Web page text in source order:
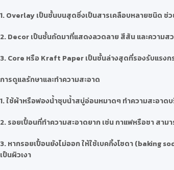
1. Overlay เป็นชั้นบนสุดซึ่งเป็นสารเคลือบหลายชนิด ช่
2. Decor เป็นชั้นถัดมาที่แสดงลวดลาย สีสัน และความส
3. Core หรือ Kraft Paper เป็นชั้นล่างสุดที่รองรับแรงก
การดูแลรักษาและทำความสะอาด
1. ใช้ผ้าหรือฟองน้ำชุบน้ำสบู่อ่อนหมาดๆ ทำความสะอาด
2. รอยเปื้อนที่ทำความสะอาดยาก เช่น กาแฟหรือชา สา
3. หากรอยเปื้อนยังไม่ออก ให้ใช้เบคกิ้งโซดา (baking
เป็นผิวเงา